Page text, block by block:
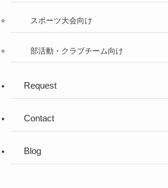
スポーツ大会向け
部活動・クラブチーム向け
Request
Contact
Blog